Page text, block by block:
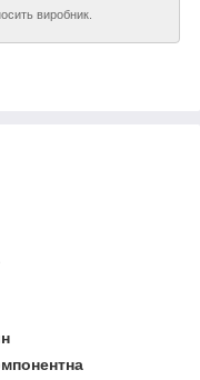
виробник.